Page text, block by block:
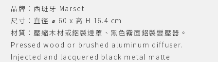
品牌：西班牙 Marset
尺寸：直徑 ⌀ 60 x 高 H 16.4 cm
材質：壓縮木材或鋁製燈罩、黑色霧面鋁製變壓器。
Pressed wood or brushed aluminum diffuser.
Injected and lacquered black metal matte